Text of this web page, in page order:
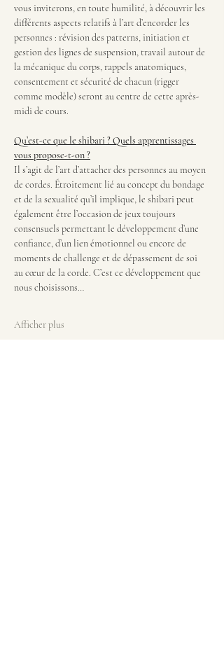
vous inviterons, en toute humilité, à découvrir les
différents aspects relatifs à l’art d’encorder les
personnes : révision des patterns, initiation et
gestion des lignes de suspension, travail autour de
la mécanique du corps, rappels anatomiques,
consentement et sécurité de chacun (rigger
comme modèle) seront au centre de cette après-
midi de cours.
Qu’est-ce que le shibari ? Quels apprentissages
vous propose-t-on ?
Il s’agit de l’art d’attacher des personnes au moyen
de cordes. Étroitement lié au concept du bondage
et de la sexualité qu’il implique, le shibari peut
également être l’occasion de jeux toujours
consensuels permettant le développement d’une
confiance, d’un lien émotionnel ou encore de
moments de challenge et de dépassement de soi
au cœur de la corde. C’est ce développement que
nous choisissons…
Afficher plus